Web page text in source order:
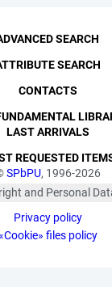
SPbPU, 1996-2026
and Personal
published with the
of the individuals
Privacy policy
files policy
SEARCH
SEARCH
CONTACTS
LAST ARRIVALS
REQUESTED